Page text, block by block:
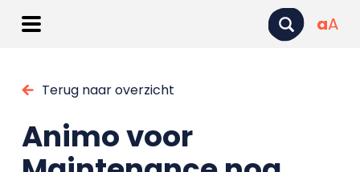
aA
Terug naar overzicht
Animo voor